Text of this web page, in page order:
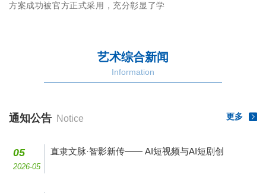
方案成功被官方正式采用，充分彰显了学
艺术综合新闻
Information
更多
通知公告 Notice
05
2026-05
直隶文脉·智影新传—— AI短视频与AI短剧创